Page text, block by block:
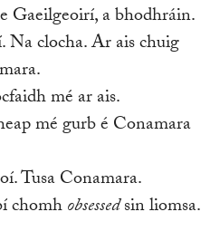
Gaeilgeoirí, a bhodhráin.
Na clocha. Ar ais chuig
mé ar ais.
mé gurb é Conamara
Tusa Conamara.
chomhobsessedsin liomsa.